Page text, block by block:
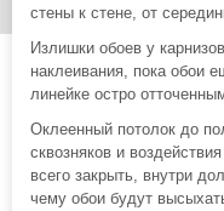
стены к стене, от
Излишки обоев у
наклеивания, пока обои
линейке остро
Оклеенный потолок до
сквозняков и
всего закрыть, внутри
чему обои будут